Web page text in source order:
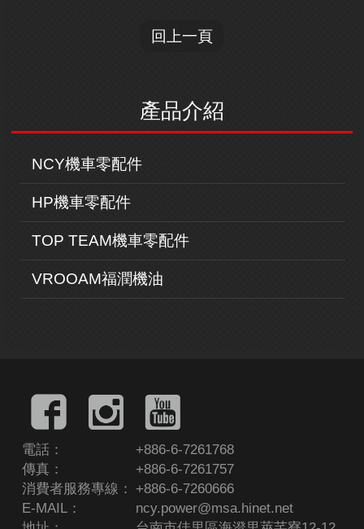
產品介紹
NCY機車零配件
HP機車零配件
TOP TEAM機車零配件
VROOAM福潤機油
回上一頁
電話：
+886-6-7261768
傳真：
+886-6-7261757
消費者服務專線：
+886-6-7260666
E-MAIL：
ncy.power@msa.hinet.net